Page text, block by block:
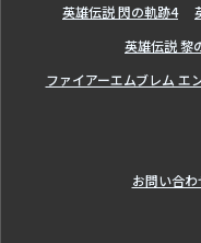
英雄伝説 閃の軌跡4
英雄伝説 黎
ファイアーエムブレム エ
お問い合わ